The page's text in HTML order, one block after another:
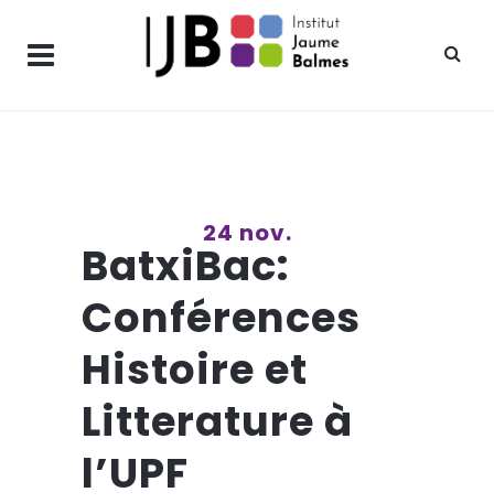
24 nov.
BatxiBac:
Conférences
Histoire et
Litterature à
l’UPF